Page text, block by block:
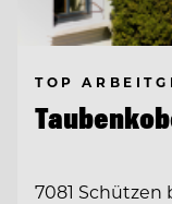
TOP
7081 Schützen